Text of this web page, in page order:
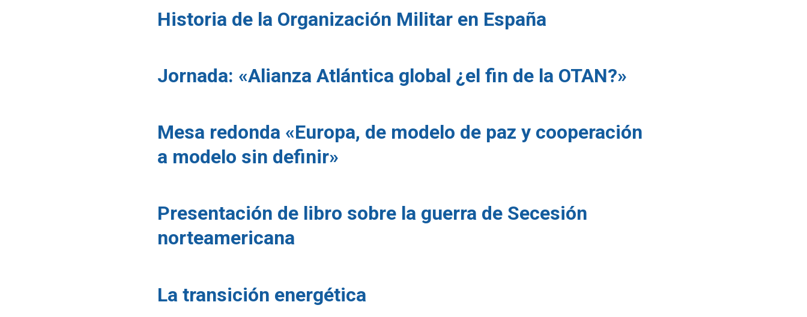
Historia de la Organización Militar en España
Jornada: «Alianza Atlántica global ¿el fin de la OTAN?»
Mesa redonda «Europa, de modelo de paz y cooperación
a modelo sin definir»
Presentación de libro sobre la guerra de Secesión
norteamericana
La transición energética